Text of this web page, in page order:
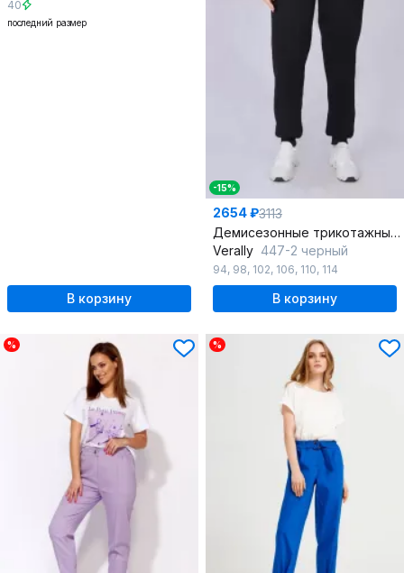
40
последний размер
В корзину
-15%
2654 ₽3113
Демисезонные трикотажные брюки с карманами из хлопка и футера
Verally 447-2 черный
94, 98, 102, 106, 110, 114
В корзину
% %